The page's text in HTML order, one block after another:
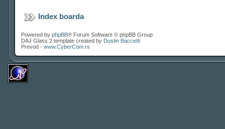
Index boarda
Powered by phpBB® Forum Software © phpBB Group
DAJ Glass 2 template created by Dustin Baccetti
Prevod - www.CyberCom.rs